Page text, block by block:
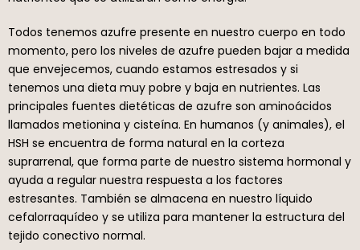
Todos tenemos azufre presente en nuestro cuerpo en todo
momento, pero los niveles de azufre pueden bajar a medida
que envejecemos, cuando estamos estresados y si
tenemos una dieta muy pobre y baja en nutrientes. Las
principales fuentes dietéticas de azufre son aminoácidos
llamados metionina y cisteína. En humanos (y animales), el
HSH se encuentra de forma natural en la corteza
suprarrenal, que forma parte de nuestro sistema hormonal y
ayuda a regular nuestra respuesta a los factores
estresantes. También se almacena en nuestro líquido
cefalorraquídeo y se utiliza para mantener la estructura del
tejido conectivo normal.